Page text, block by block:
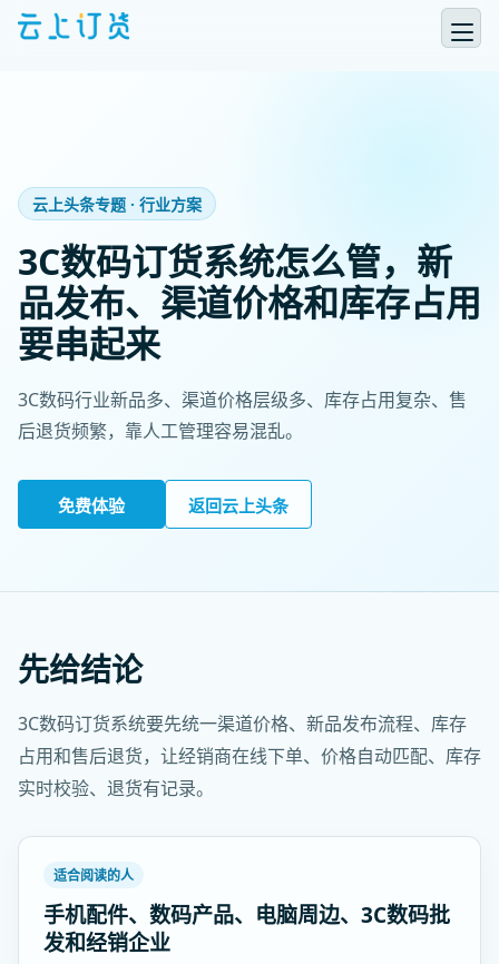
云上头条专题 · 行业方案
3C数码订货系统怎么管，新
品发布、渠道价格和库存占用
要串起来
3C数码行业新品多、渠道价格层级多、库存占用复杂、售
后退货频繁，靠人工管理容易混乱。
免费体验 返回云上头条
先给结论
3C数码订货系统要先统一渠道价格、新品发布流程、库存
占用和售后退货，让经销商在线下单、价格自动匹配、库存
实时校验、退货有记录。
适合阅读的人
手机配件、数码产品、电脑周边、3C数码批
发和经销企业